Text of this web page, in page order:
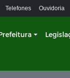
Telefones Ouvidoria